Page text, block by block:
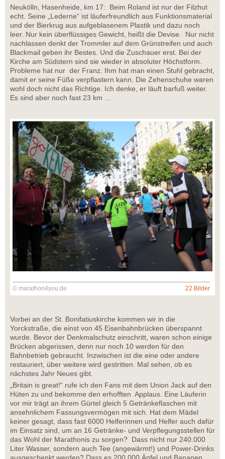
Neukölln, Hasenheide, km 17: Beim Roland ist nur der Filzhut
echt. Seine „Lederne“ ist läuferfreundlich aus Funktionsmaterial
und der Bierkrug aus aufgeblasenem Plastik und dazu noch
leer. Nur kein überflüssiges Gewicht, heißt die Devise. Nur nicht
nachlassen denkt der Trommler auf dem Grünstreifen und auch
Blackmail geben ihr Bestes. Und die Zuschauer erst. Bei der
Kirche am Südstern sind sie wieder in absoluter Höchstform.
Probleme hat nur der Franz. Ihm hat man einen Stuhl gebracht,
damit er seine Füße verpflastern kann. Die Zehenschuhe waren
wohl doch nicht das Richtige. Ich denke, er läuft barfuß weiter.
Es sind aber noch fast 23 km …
© marathon4you.de 22 Bilder
Vorbei an der St. Bonifatiuskirche kommen wir in die
Yorckstraße, die einst von 45 Eisenbahnbrücken überspannt
wurde. Bevor der Denkmalschutz einschritt, waren schon einige
Brücken abgerissen, denn nur noch 10 werden für den
Bahnbetrieb gebraucht. Inzwischen ist die eine oder andere
restauriert, über weitere wird gestritten. Mal sehen, ob es
nächstes Jahr Neues gibt.
„Britain is great!“ rufe ich den Fans mit dem Union Jack auf den
Hüten zu und bekomme den erhofften Applaus. Eine Läuferin
vor mir trägt an ihrem Gürtel gleich 5 Getränkeflaschen mit
ansehnlichem Fassungsvermögen mit sich. Hat dem Mädel
keiner gesagt, dass fast 6000 Helferinnen und Helfer auch dafür
im Einsatz sind, um an 16 Getränke- und Verpflegungsstellen für
das Wohl der Marathonis zu sorgen? Dass nicht nur 240.000
Liter Wasser, sondern auch Tee (angewärmt!) und Power-Drinks